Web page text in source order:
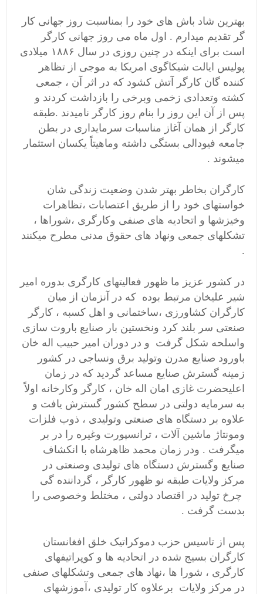
بهترین شاد باش های خود را بمناسبت روز جهانی کار
گر تقدیم میدارم . اول ماه می روز جهانی کارگر
است برای اینکه در چنین روزی در سال ۱۸۸۶ میلادی
پولیس ایالت شیکاگوی امریکا به موجی از تظاهر
کننده گان کارگر آتش کشود که در اثر آن ، جمعی
کشته وتعدادی زخمی وبرخی را بازداشت کردند و
پس از آن این روز را بنام روز کارگر نامیدند .طبقه
کارگر از همان آغاز مناسبات سرمایداری در بطن
جامعه فیودالی بستگی داشته وماهیتاً یکسان استثمار
میشوند .
کارگران بخاطر بهتر شدن وضعیت زندگی شان
خواستهای خود را از طریق اعتصابات ،تظاهرات
وخیزشها و اتحادیه های صنفی وکارگری ،شوراها ،
تشکلهای جمعی ونهاد های حقوق مدنی مطرح میکنند
.
در کشور عزیز ما ظهور فعالیتهای کارگری بدوره امیر
شیر علیخان مرتبط بوده که در آنزمان از میان
کارگران کشاورزی ،ساختمانی و اهل کسبه ، کارگر
صنعتی سر بلند کرد ونخستین بار صنایع باروت سازی
واسلحه شکل گرفت و در دوران امیر حبیب اله خان
باورود صنایع مدرن وتولید برق ونساجی در کشور
زمینه گسترش صنایع مساعد گردید که در زمان
اعلیحضرت غازی امان اله خان ، کارگر وکارخانه اولاً
به سرمایه دولتی در سطح کشور گسترش یافت و
علاوه بر دستگاه های صنعتی وتولیدی ، ذوب فلزات
ومونتاژ ماشین آلات ، ترانسپورت وغیره را در بر
میگرفت . ودر زمان محمد ظاهرشاه با انکشاف
صنایع وگسترش دستگاه های تولیدی وصنعتی در
مرکز ولایات طبقه نو ظهور کارگر ، گرداننده گی
چرخ تولید در اقتصاد دولتی ، مختلط وخصوصی را
بدست گرفت .
پس از تاسیس حزب دموکراتیک خلق افغانستان
کارگران بسیج شده در اتحادیه ها و کوپراتیفهای
کارگری ، شورا ها ،نهاد های جمعی وتشکلهای صنفی
در مرکز ولایات برعلاوه کار تولیدی ،آموزشهای